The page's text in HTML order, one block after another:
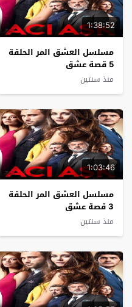
1:38:52
مسلسل العشق المر الحلقة
5 قصة عشق
منذ سنتين
1:03:46
مسلسل العشق المر الحلقة
3 قصة عشق
منذ سنتين